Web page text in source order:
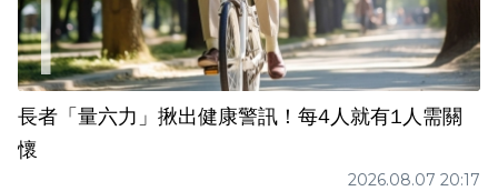
長者「量六力」揪出健康警訊！每4人就有1人需關
懷
2026.08.07 20:17